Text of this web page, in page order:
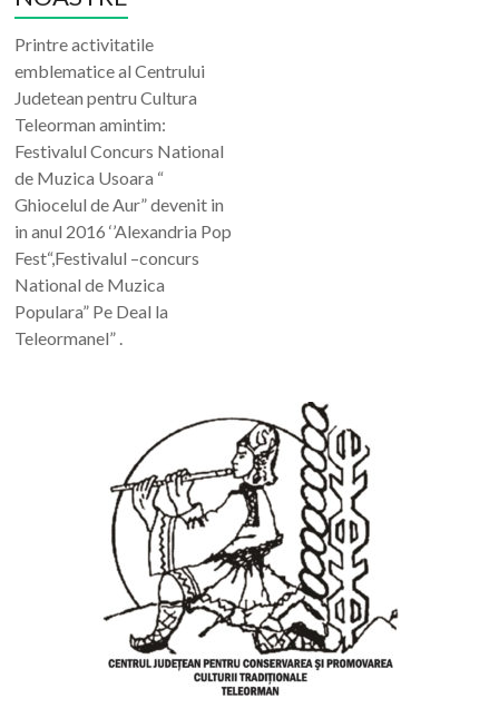
Printre activitatile
emblematice al Centrului
Judetean pentru Cultura
Teleorman amintim:
Festivalul Concurs National
de Muzica Usoara “
Ghiocelul de Aur” devenit in
in anul 2016 ‘’Alexandria Pop
Fest“,Festivalul –concurs
National de Muzica
Populara” Pe Deal la
Teleormanel” .